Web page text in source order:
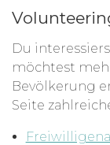
Du
möchtest
Bevölkerung
Seite